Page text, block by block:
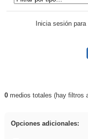
Inicia sesión
Resultados de:
0medios totales (hay filtros
Opciones adicionales: